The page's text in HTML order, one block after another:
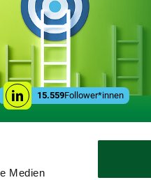
Medien
Linkedin
15.559Follower*innen